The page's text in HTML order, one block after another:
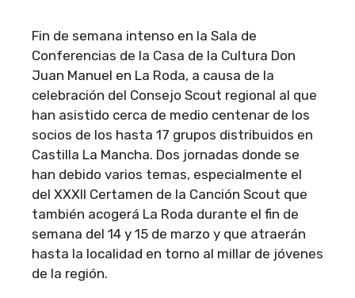
Fin de semana intenso en la Sala de
Conferencias de la Casa de la Cultura Don
Juan Manuel en La Roda, a causa de la
celebración del Consejo Scout regional al que
han asistido cerca de medio centenar de los
socios de los hasta 17 grupos distribuidos en
Castilla La Mancha. Dos jornadas donde se
han debido varios temas, especialmente el
del XXXII Certamen de la Canción Scout que
también acogerá La Roda durante el fin de
semana del 14 y 15 de marzo y que atraerán
hasta la localidad en torno al millar de jóvenes
de la región.